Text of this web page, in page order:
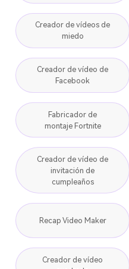
Creador de vídeos de
miedo
Creador de vídeo de
Facebook
Fabricador de
montaje Fortnite
Creador de vídeo de
invitación de
cumpleaños
Recap Video Maker
Creador de vídeo